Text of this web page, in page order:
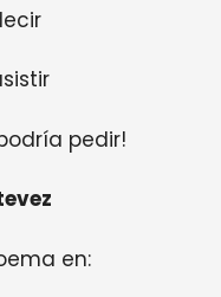
pedir!
en: